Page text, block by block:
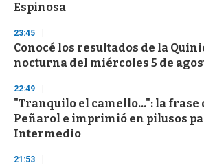
Espinosa
23:45
Conocé los resultados de la
nocturna del miércoles 5 de
22:49
"Tranquilo el camello...": la frase
Peñarol e imprimió en pilusos
Intermedio
21:53